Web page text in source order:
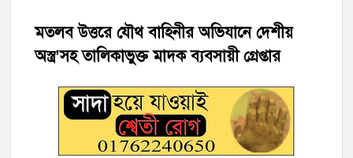
হাজীগঞ্জের টোরাগড় কাজী বাড়ি সড়কে রহিমা ভবনের প্রধান ফটক লক
হাজীগঞ্জ পৌরসভার মেয়র প্রার্থী অ্যাড. টিটু টোরাগড় পূর্বপাড়া জামে
মতলব উত্তরে যৌথ বাহিনীর অভিযানে দেশীয়
অস্ত্র’সহ তালিকাভুক্ত মাদক ব্যবসায়ী গ্রেপ্তার